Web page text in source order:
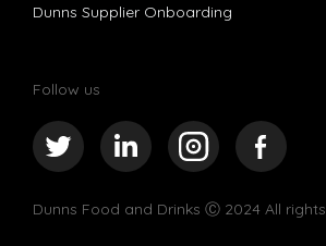
Dunns Supplier Onboarding
Follow us
Dunns Food and Drinks Ⓒ 2024 All rights